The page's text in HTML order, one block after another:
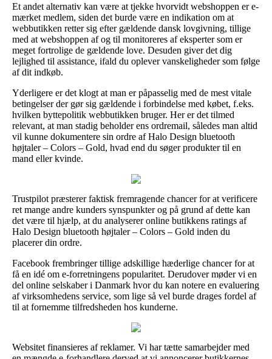
Et andet alternativ kan være at tjekke hvorvidt webshoppen er e-
mærket medlem, siden det burde være en indikation om at
webbutikken retter sig efter gældende dansk lovgivning, tillige
med at webshoppen af og til monitoreres af eksperter som er
meget fortrolige de gældende love. Desuden giver det dig
lejlighed til assistance, ifald du oplever vanskeligheder som følge
af dit indkøb.
Yderligere er det klogt at man er påpasselig med de mest vitale
betingelser der gør sig gældende i forbindelse med købet, f.eks.
hvilken byttepolitik webbutikken bruger. Her er det tilmed
relevant, at man stadig beholder ens ordremail, således man altid
vil kunne dokumentere sin ordre af Halo Design bluetooth
højtaler – Colors – Gold, hvad end du søger produkter til en
mand eller kvinde.
Trustpilot præsterer faktisk fremragende chancer for at verificere
ret mange andre kunders synspunkter og på grund af dette kan
det være til hjælp, at du analyserer online butikkens ratings af
Halo Design bluetooth højtaler – Colors – Gold inden du
placerer din ordre.
Facebook frembringer tillige adskillige hæderlige chancer for at
få en idé om e-forretningens popularitet. Derudover møder vi en
del online selskaber i Danmark hvor du kan notere en evaluering
af virksomhedens service, som lige så vel burde drages fordel af
til at fornemme tilfredsheden hos kunderne.
Websitet finansieres af reklamer. Vi har tætte samarbejder med